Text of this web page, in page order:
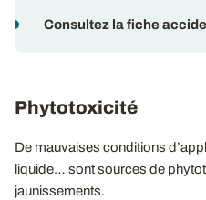
Consultez la fiche
Phytotoxicité
De mauvaises conditions
liquide… sont sources de
jaunissements.